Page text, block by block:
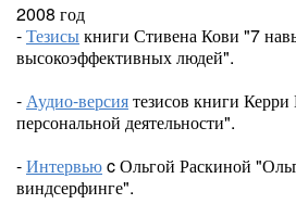
2008 год
-Тезисыкниги Стивена Кови "7
высокоэффективных людей".
-Аудио-версиятезисов книги
персональной деятельности".
-Интервьюc Ольгой Раскиной
виндсерфинге".